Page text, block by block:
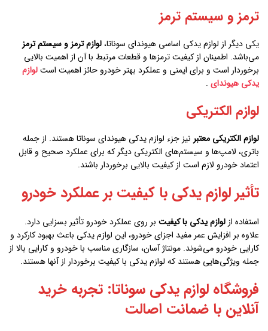
ترمز و سیستم ترمز
یکی دیگر از لوازم یدکی اساسی هیوندای سوناتا،لوازم ترمز و سیستم ترمز
می‌باشد. اطمینان از کیفیت ترمزها و قطعات مرتبط با آن از اهمیت بالایی
برخوردار است و برای ایمنی و عملکرد بهتر خودرو حائز اهمیت استلوازم
یدکی هیوندای .
لوازم الکتریکی
لوازم الکتریکی معتبر نیز جزء لوازم یدکی هیوندای سوناتا هستند. از جمله
باتری، لامپ‌ها و سیستم‌های الکتریکی دیگر که برای عملکرد صحیح و قابل
اعتماد خودرو لازم است از کیفیت بالایی برخوردار باشند.
تأثیر لوازم یدکی با کیفیت بر عملکرد خودرو
استفاده از لوازم یدکی با کیفیت بر روی عملکرد خودرو تأثیر بسزایی دارد.
علاوه بر افزایش عمر مفید اجزای خودرو، این لوازم یدکی باعث بهبود کارکرد و
کارایی خودرو می‌شوند. مونتاژ آسان، سازگاری مناسب با خودرو و کارایی بالا از
جمله ویژگی‌هایی هستند که لوازم یدکی با کیفیت برخوردار از آنها هستند.
فروشگاه لوازم یدکی سوناتا: تجربه خرید
آنلاین با ضمانت اصالت